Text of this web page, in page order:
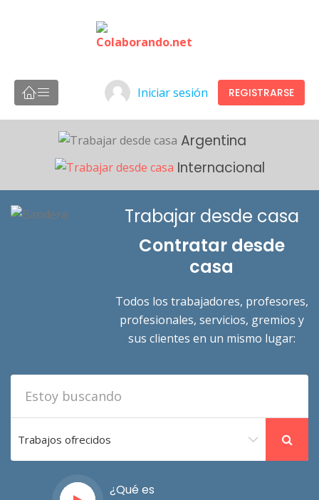
Iniciar sesión REGISTRARSE
Argentina
Internacional
Trabajar desde casa
Contratar desde
casa
Todos los trabajadores, profesores,
profesionales, servicios, gremios y
sus clientes en un mismo lugar:
Trabajos ofrecidos
¿Qué es